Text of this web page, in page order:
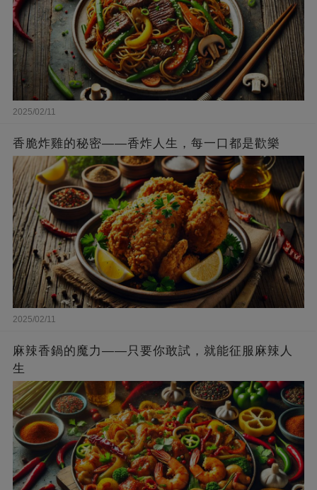
2025/02/11
香脆炸雞的秘密——香炸人生，每一口都是歡樂
2025/02/11
麻辣香鍋的魔力——只要你敢試，就能征服麻辣人
生